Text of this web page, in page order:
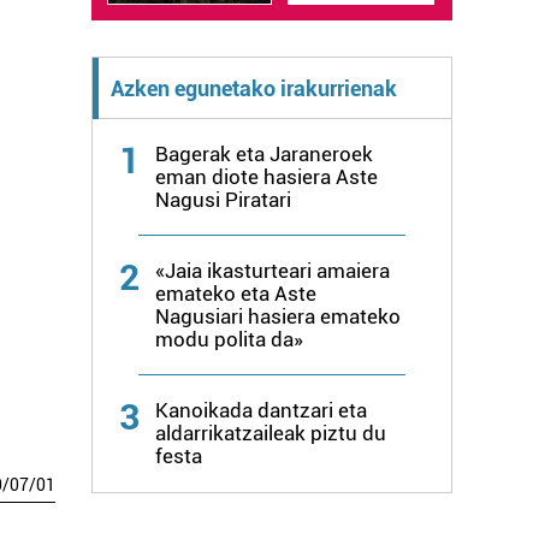
/07/01
Azken egunetako irakurrienak
1
Bagerak eta Jaraneroek
eman diote hasiera Aste
Nagusi Piratari
2
«Jaia ikasturteari amaiera
emateko eta Aste
Nagusiari hasiera emateko
modu polita da»
3
Kanoikada dantzari eta
aldarrikatzaileak piztu du
festa